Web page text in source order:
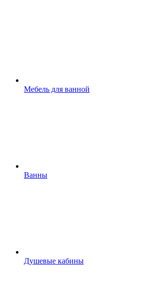
Мебель для ванной
Ванны
Душевые кабины